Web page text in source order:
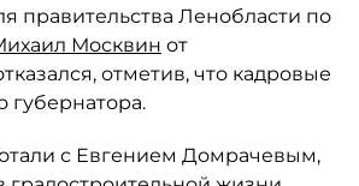
правительства Ленобласти по
Москвин от
отметив, что кадровые
с Евгением Домрачевым,